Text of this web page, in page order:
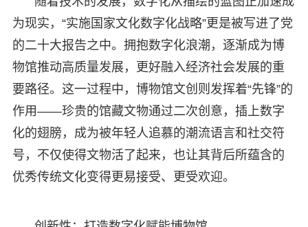
为现实，“实施国家文化数字化战略”更是被写进了党
的二十大报告之中。拥抱数字化浪潮，逐渐成为博
物馆推动高质量发展，更好融入经济社会发展的重
要路径。这一过程中，博物馆文创则发挥着“先锋”的
作用——珍贵的馆藏文物通过二次创意，插上数字
化的翅膀，成为被年轻人追慕的潮流语言和社交符
号，不仅使得文物活了起来，也让其背后所蕴含的
优秀传统文化变得更易接受、更受欢迎。